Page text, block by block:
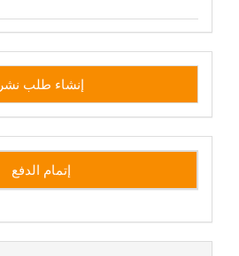
إنشاء طلب نشر
إتمام الدفع